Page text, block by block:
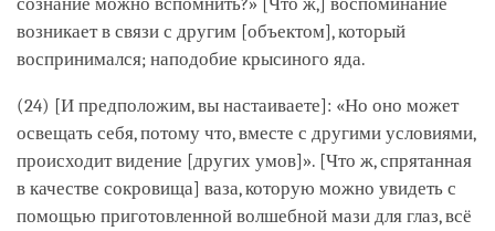
возникает в связи с другим [объектом], который
воспринимался; наподобие крысиного яда.
(24) [И предположим, вы настаиваете]: «Но оно может
освещать себя, потому что, вместе с другими условиями,
происходит видение [других умов]». [Что ж, спрятанная
в качестве сокровища] ваза, которую можно увидеть с
помощью приготовленной волшебной мази для глаз, всё